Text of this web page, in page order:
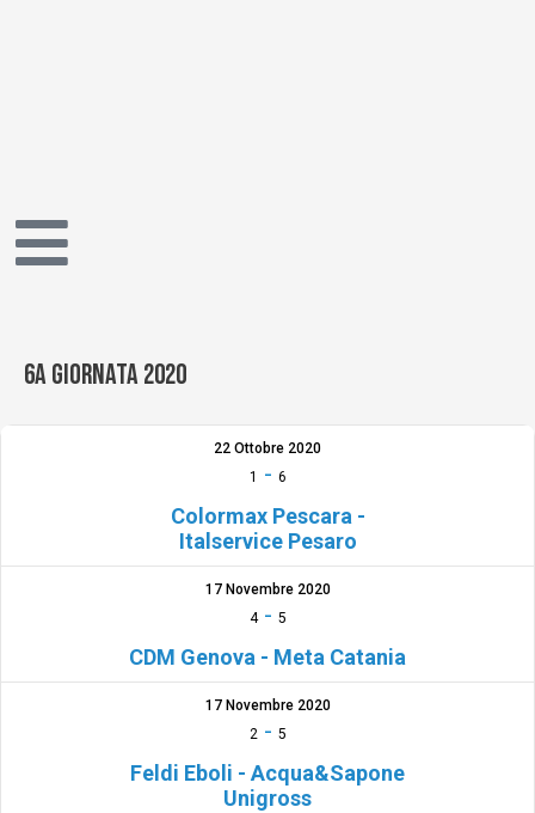
6a giornata 2020
22 Ottobre 2020
1
- 6
Colormax Pescara -
Italservice Pesaro
17 Novembre 2020
4- 5
CDM Genova - Meta Catania
17 Novembre 2020
2- 5
Feldi Eboli - Acqua&Sapone
Unigross